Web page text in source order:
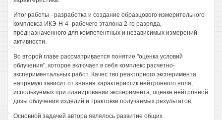
Итог работы - разработка и создание образцового измерительного
комплекса ИКЭ-Н-4- рабочего эталона 2-го разряда,
предназначенного для компетентных и независимых измерений
активности.
Во второй главе рассматривается понятие "оценка условий
облучения", которое включает в себя комплекс расчетно-
экспериментальных работ. Качес тво реакторного эксперимента
напрямую зависит от знания характеристик нейтронного ноля,
используемых при планировании эксперимента, оценке нейтронной
дозы облучения изделий и трактовке получаемых результатов.
Основной задачей автора являлось развитие общих